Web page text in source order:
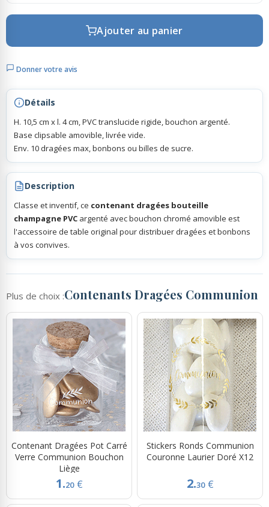
Rubans Tulle Organdi
Scrapbooking, Loisirs Créatifs
Ajouter au panier
Donner votre avis
Détails
H. 10,5 cm x l. 4 cm, PVC translucide rigide, bouchon argenté.
Base clipsable amovible, livrée vide.
Env. 10 dragées max, bonbons ou billes de sucre.
Description
Classe et inventif, ce contenant dragées bouteille
champagne PVC argenté avec bouchon chromé amovible est
l'accessoire de table original pour distribuer dragées et bonbons
à vos convives.
Plus de choix :Contenants Dragées Communion
Contenant Dragées Pot Carré
Verre Communion Bouchon
Liège
1.20 €
Stickers Ronds Communion
Couronne Laurier Doré X12
2.30 €